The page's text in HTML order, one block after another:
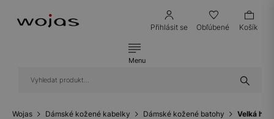
Přihlásit se Obľúbené Košík
Menu
Wojas Dámské kožené kabelky Dámské kožené batohy Velká